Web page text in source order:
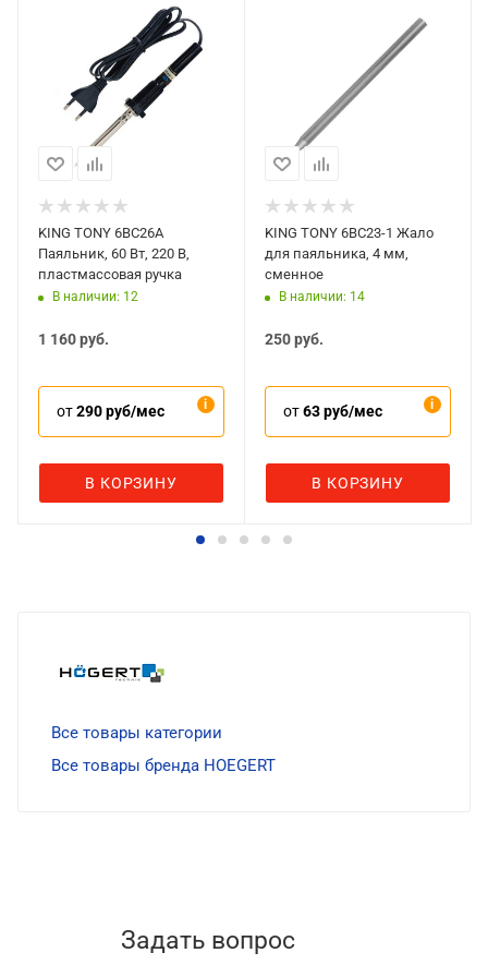
KING TONY 6BC26A
Паяльник, 60 Вт, 220 В,
пластмассовая ручка
В наличии: 12
1 160руб.
от290 руб/мес
В КОРЗИНУ
KING TONY 6BC23-1 Жало
для паяльника, 4 мм,
сменное
В наличии: 14
250руб.
от63 руб/мес
В КОРЗИНУ
Все товары категории
Все товары бренда HOEGERT
Задать вопрос